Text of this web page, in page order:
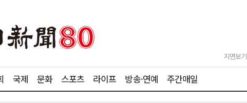
지면보기
국제 문화 스포츠 라이프 방송·연예 주간매일